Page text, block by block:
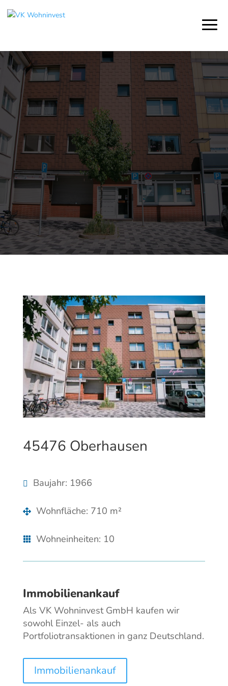
45476 Oberhausen
Baujahr: 1966
Wohnfläche: 710 m²
Wohneinheiten: 10
Immobilienankauf
Als VK Wohninvest GmbH kaufen wir
sowohl Einzel- als auch
Portfoliotransaktionen in ganz Deutschland.
Immobilienankauf